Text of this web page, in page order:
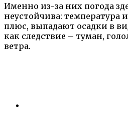
Именно из-за них погода
неустойчива: температура
плюс, выпадают осадки в
как следствие – туман,
ветра.